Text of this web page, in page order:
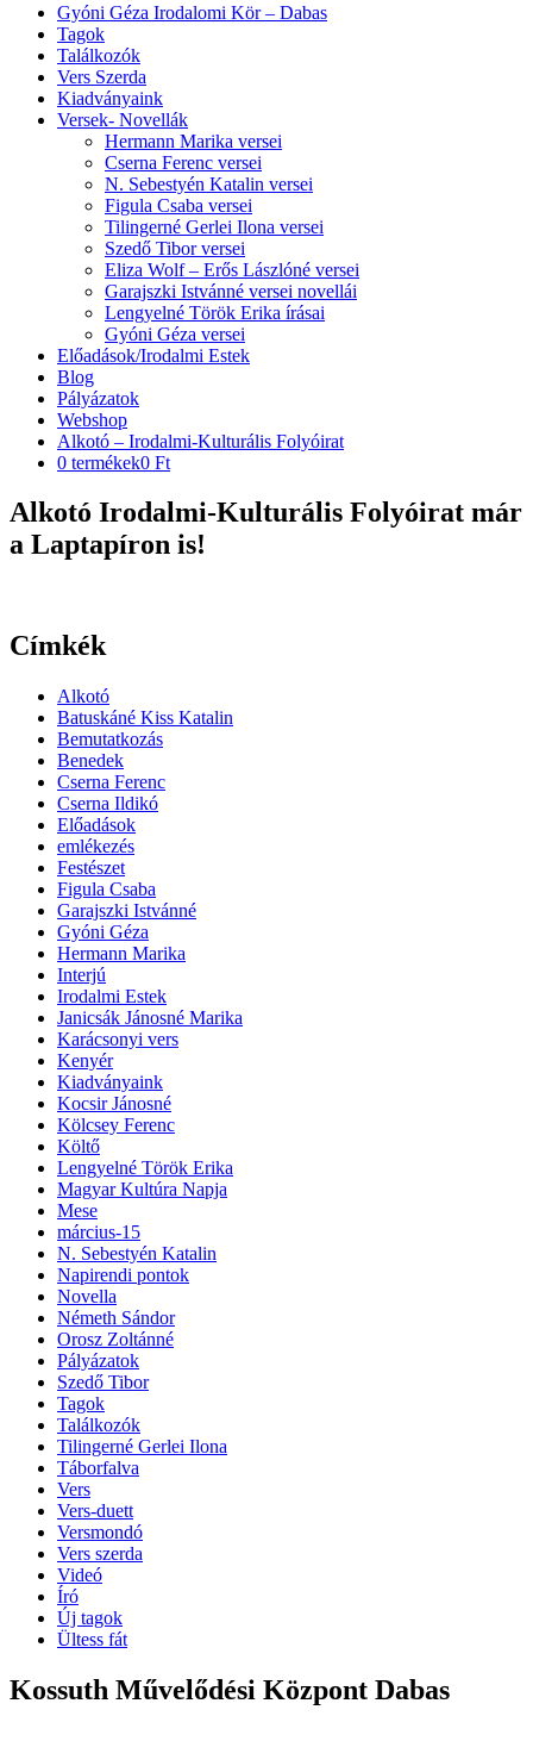
Gyóni Géza Irodalomi Kör – Dabas
Tagok
Találkozók
Vers Szerda
Kiadványaink
Versek- Novellák
Hermann Marika versei
Cserna Ferenc versei
N. Sebestyén Katalin versei
Figula Csaba versei
Tilingerné Gerlei Ilona versei
Szedő Tibor versei
Eliza Wolf – Erős Lászlóné versei
Garajszki Istvánné versei novellái
Lengyelné Török Erika írásai
Gyóni Géza versei
Előadások/Irodalmi Estek
Blog
Pályázatok
Webshop
Alkotó – Irodalmi-Kulturális Folyóirat
0 termékek0 Ft
Alkotó Irodalmi-Kulturális Folyóirat már
a Laptapíron is!
Címkék
Alkotó
Batuskáné Kiss Katalin
Bemutatkozás
Benedek
Cserna Ferenc
Cserna Ildikó
Előadások
emlékezés
Festészet
Figula Csaba
Garajszki Istvánné
Gyóni Géza
Hermann Marika
Interjú
Irodalmi Estek
Janicsák Jánosné Marika
Karácsonyi vers
Kenyér
Kiadványaink
Kocsir Jánosné
Kölcsey Ferenc
Költő
Lengyelné Török Erika
Magyar Kultúra Napja
Mese
március-15
N. Sebestyén Katalin
Napirendi pontok
Novella
Németh Sándor
Orosz Zoltánné
Pályázatok
Szedő Tibor
Tagok
Találkozók
Tilingerné Gerlei Ilona
Táborfalva
Vers
Vers-duett
Versmondó
Vers szerda
Videó
Író
Új tagok
Ültess fát
Kossuth Művelődési Központ Dabas